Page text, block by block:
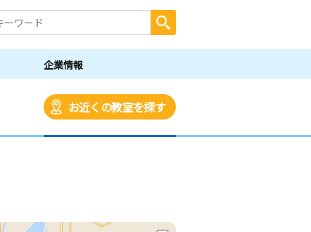
企業情報
お近くの教室を探す